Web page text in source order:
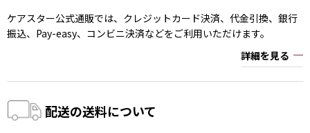
ケアスター公式通販では、クレジットカード決済、代金引換、銀行
振込、Pay-easy、コンビニ決済などをご利用いただけます。
詳細を見る
配送の送料について